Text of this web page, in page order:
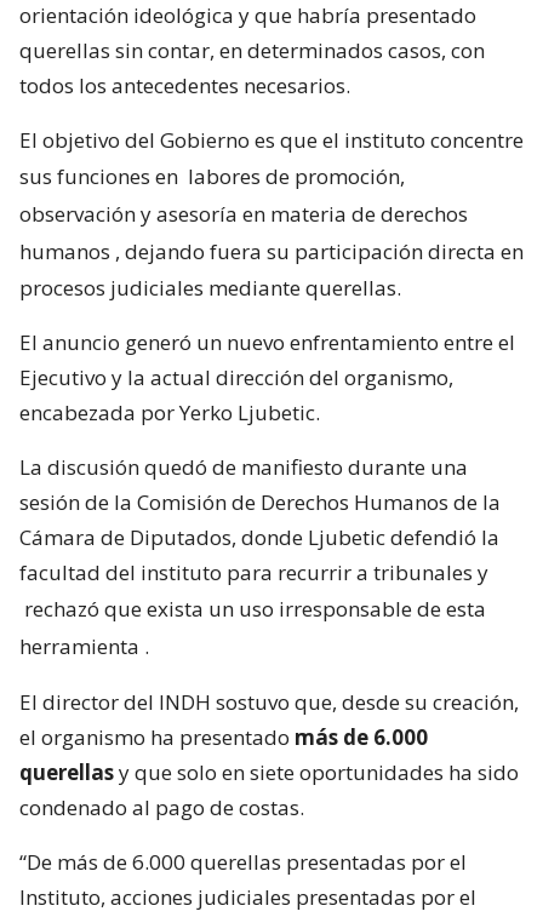
orientación ideológica y que habría presentado
querellas sin contar, en determinados casos, con
todos los antecedentes necesarios.
El objetivo del Gobierno es que el instituto concentre
sus funciones en labores de promoción,
observación y asesoría en materia de derechos
humanos , dejando fuera su participación directa en
procesos judiciales mediante querellas.
El anuncio generó un nuevo enfrentamiento entre el
Ejecutivo y la actual dirección del organismo,
encabezada por Yerko Ljubetic.
La discusión quedó de manifiesto durante una
sesión de la Comisión de Derechos Humanos de la
Cámara de Diputados, donde Ljubetic defendió la
facultad del instituto para recurrir a tribunales y
rechazó que exista un uso irresponsable de esta
herramienta .
El director del INDH sostuvo que, desde su creación,
el organismo ha presentado más de 6.000
querellasy que solo en siete oportunidades ha sido
condenado al pago de costas.
“De más de 6.000 querellas presentadas por el
Instituto, acciones judiciales presentadas por el